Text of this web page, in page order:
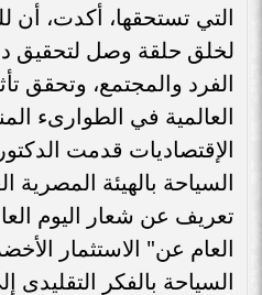
التي تستحقها، أكدت، أن
لخلق حلقة وصل لتحقيق
الفرد والمجتمع، وتحقق
العالمية في الطوارىء
الإقتصاديات قدمت
السياحة بالهيئة المصرية
تعريف عن شعار اليوم
العام عن" الاستثمار
السياحة بالفكر